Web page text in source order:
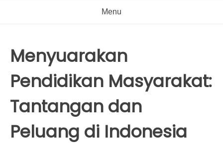
Menu
Menyuarakan
Pendidikan Masyarakat:
Tantangan dan
Peluang di Indonesia